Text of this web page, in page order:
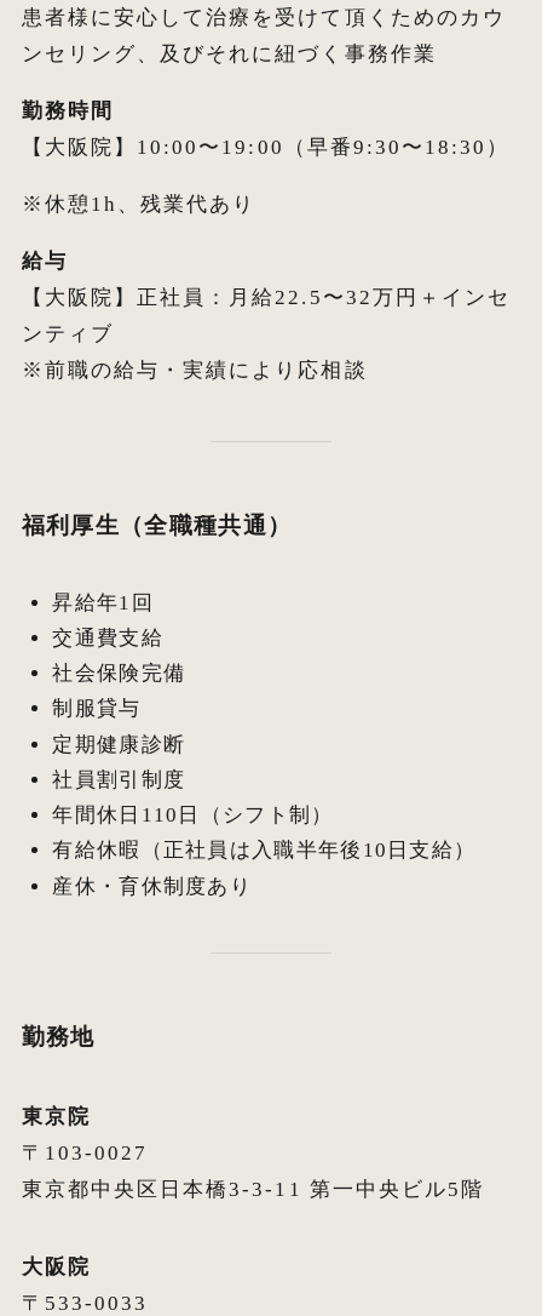
患者様に安心して治療を受けて頂くためのカウ
ンセリング、及びそれに紐づく事務作業
勤務時間
【大阪院】10:00〜19:00（早番9:30〜18:30）
※休憩1h、残業代あり
給与
【大阪院】正社員：月給22.5〜32万円＋インセ
ンティブ
※前職の給与・実績により応相談
福利厚生（全職種共通）
昇給年1回
交通費支給
社会保険完備
制服貸与
定期健康診断
社員割引制度
年間休日110日（シフト制）
有給休暇（正社員は入職半年後10日支給）
産休・育休制度あり
勤務地
東京院
〒103-0027
東京都中央区日本橋3-3-11 第一中央ビル5階
大阪院
〒533-0033